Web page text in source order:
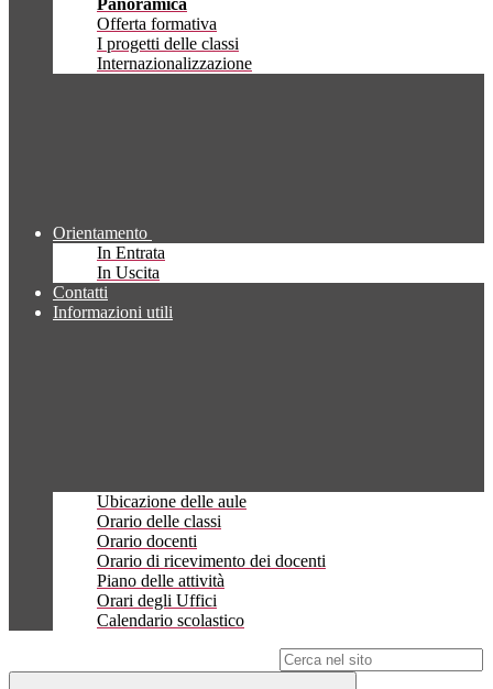
Panoramica
Offerta formativa
I progetti delle classi
Internazionalizzazione
Orientamento
In Entrata
In Uscita
Contatti
Informazioni utili
Ubicazione delle aule
Orario delle classi
Orario docenti
Orario di ricevimento dei docenti
Piano delle attività
Orari degli Uffici
Calendario scolastico